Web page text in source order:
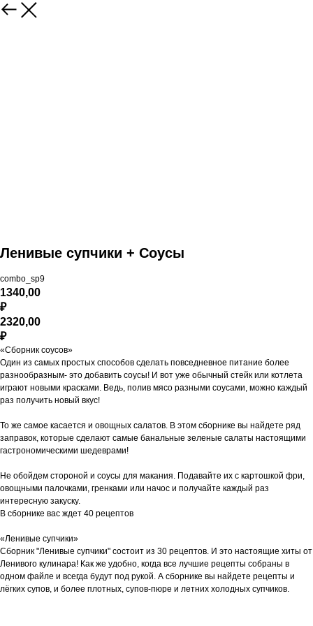
Ленивые супчики + Соусы
combo_sp9
1340,00
₽
2320,00
₽
«Сборник соусов»
Один из самых простых способов сделать повседневное питание более
разнообразным- это добавить соусы! И вот уже обычный стейк или котлета
играют новыми красками. Ведь, полив мясо разными соусами, можно каждый
раз получить новый вкус!
То же самое касается и овощных салатов. В этом сборнике вы найдете ряд
заправок, которые сделают самые банальные зеленые салаты настоящими
гастрономическими шедеврами!
Не обойдем стороной и соусы для макания. Подавайте их с картошкой фри,
овощными палочками, гренками или начос и получайте каждый раз
интересную закуску.
В сборнике вас ждет 40 рецептов
«Ленивые супчики»
Сборник "Ленивые супчики" состоит из 30 рецептов. И это настоящие хиты от
Ленивого кулинара! Как же удобно, когда все лучшие рецепты собраны в
одном файле и всегда будут под рукой. А сборнике вы найдете рецепты и
лёгких супов, и более плотных, супов-пюре и летних холодных супчиков.